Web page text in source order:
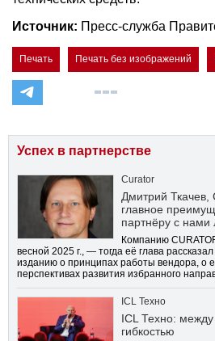
Источник: Пресс-служба
Печать Печать без изображений
Успех в партнерстве
Curator
Дмитрий
главное
партнёру с нами
Компанию
весной 2025 г., — тогда её глава
изданию о принципах работы вендора, о
перспективах развития избранного
ICL Техно
ICL Техно:
гибкостью